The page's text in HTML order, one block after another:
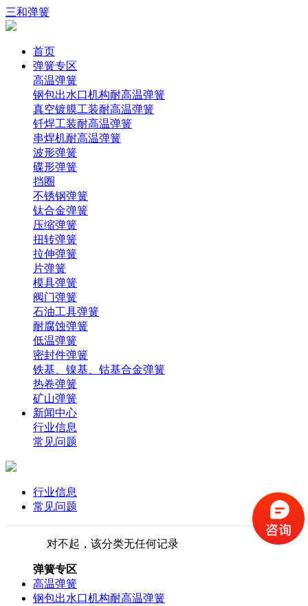
三和弹簧
首页
弹簧专区
高温弹簧
钢包出水口机构耐高温弹簧
真空镀膜工装耐高温弹簧
钎焊工装耐高温弹簧
串焊机耐高温弹簧
波形弹簧
碟形弹簧
挡圈
不锈钢弹簧
钛合金弹簧
压缩弹簧
扭转弹簧
拉伸弹簧
片弹簧
模具弹簧
阀门弹簧
石油工具弹簧
耐腐蚀弹簧
低温弹簧
密封件弹簧
铁基、镍基、钴基合金弹簧
热卷弹簧
矿山弹簧
新闻中心
行业信息
常见问题
行业信息
常见问题
对不起，该分类无任何记录
弹簧专区
高温弹簧
钢包出水口机构耐高温弹簧